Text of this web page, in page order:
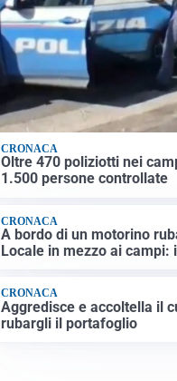
CRONACA
Oltre 470 poliziotti nei
1.500 persone controllate
CRONACA
A bordo di un motorino
Locale in mezzo ai
CRONACA
Aggredisce e accoltella il
rubargli il portafoglio